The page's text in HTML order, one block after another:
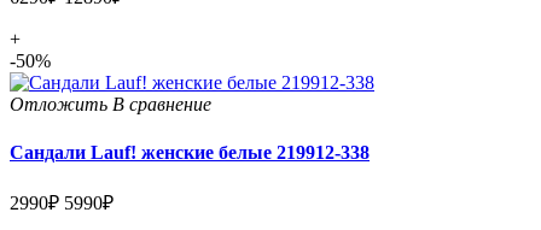
+
-50%
Отложить В сравнение
Сандали Lauf! женские белые 219912-338
2990₽ 5990₽